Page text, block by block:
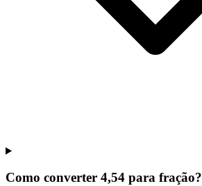
Como converter 4,54 para fração?